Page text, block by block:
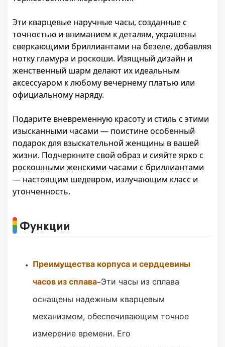
Эти кварцевые наручные часы, созданные с
точностью и вниманием к деталям, украшены
сверкающими бриллиантами на безеле, добавляя
нотку гламура и роскоши. Изящный дизайн и
женственный шарм делают их идеальным
аксессуаром к любому вечернему платью или
официальному наряду.
Подарите вневременную красоту и стиль с этими
изысканными часами — поистине особенный
подарок для взыскательной женщины в вашей
жизни. Подчеркните свой образ и сияйте ярко с
роскошными женскими часами с бриллиантами
— настоящим шедевром, излучающим класс и
утонченность.
Функции
Преимущества корпуса и сердцевины
часов из сплава-Эти часы из сплава
оснащены надежным кварцевым
механизмом, обеспечивающим точное
измерение времени. Его